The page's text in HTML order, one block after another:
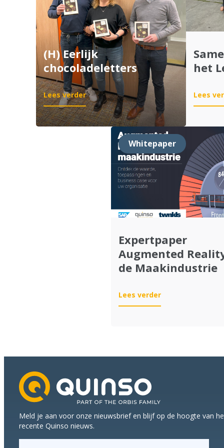
(H) Eerlijk
chocoladeletters
Lees verder:
(H)
Eerlijk
chocoladeletters
het
Lees
Whitepaper
Expertpaper
Augmented
de Maakindustrie
Lees verder:
Expertpaper
Meld je aan voor onze nieuwsbrief en blijf op de hoogte van
recente Quinso nieuws.